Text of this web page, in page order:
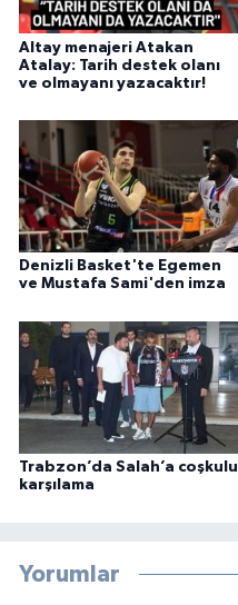
Altay menajeri Atakan
Atalay: Tarih destek olanı
ve olmayanı yazacaktır!
Denizli Basket'te Egemen
ve Mustafa Sami'den imza
Trabzon’da Salah’a coşkulu
karşılama
Yorumlar